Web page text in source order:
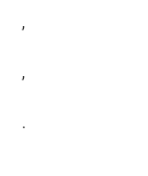
,
,
.